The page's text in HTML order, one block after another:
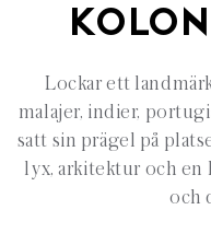
Lockar ett
malajer, indier,
satt sin prägel på
lyx, arkitektur och en
och